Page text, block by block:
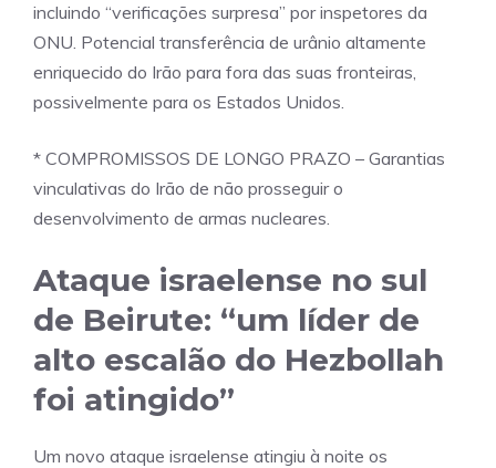
incluindo “verificações surpresa” por inspetores da
ONU. Potencial transferência de urânio altamente
enriquecido do Irão para fora das suas fronteiras,
possivelmente para os Estados Unidos.
* COMPROMISSOS DE LONGO PRAZO – Garantias
vinculativas do Irão de não prosseguir o
desenvolvimento de armas nucleares.
Ataque israelense no sul
de Beirute: “um líder de
alto escalão do Hezbollah
foi atingido”
Um novo ataque israelense atingiu à noite os